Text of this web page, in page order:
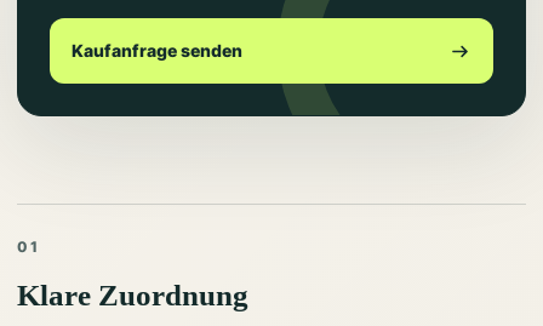
Kaufanfrage senden
01
Klare Zuordnung